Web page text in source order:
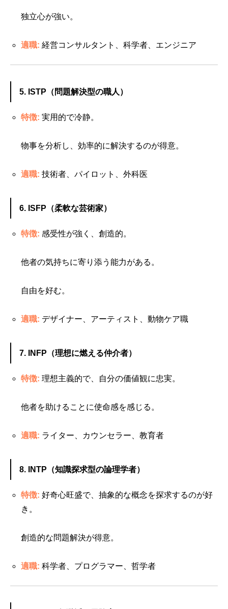
独立心が強い。
適職: 経営コンサルタント、科学者、エンジニア
5. ISTP（問題解決型の職人）
特徴: 実用的で冷静。
物事を分析し、効率的に解決するのが得意。
適職: 技術者、パイロット、外科医
6. ISFP（柔軟な芸術家）
特徴: 感受性が強く、創造的。
他者の気持ちに寄り添う能力がある。
自由を好む。
適職: デザイナー、アーティスト、動物ケア職
7. INFP（理想に燃える仲介者）
特徴: 理想主義的で、自分の価値観に忠実。
他者を助けることに使命感を感じる。
適職: ライター、カウンセラー、教育者
8. INTP（知識探求型の論理学者）
特徴: 好奇心旺盛で、抽象的な概念を探求するのが好
き。
創造的な問題解決が得意。
適職: 科学者、プログラマー、哲学者